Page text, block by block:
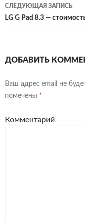
СЛЕДУЮЩАЯ ЗАПИСЬ
LG G Pad 8.3 —
ДОБАВИТЬ
Ваш адрес email не
помечены *
Комментарий